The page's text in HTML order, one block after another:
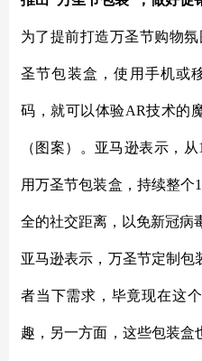
为了提前打造万圣节购物
圣节包装盒，使用手机或
码，就可以体验AR技术的
（图案）。亚马逊表示，
用万圣节包装盒，持续整个
全的社交距离，以免新冠病
亚马逊表示，万圣节定制包
者当下需求，毕竟现在这
趣，另一方面，这些包装盒